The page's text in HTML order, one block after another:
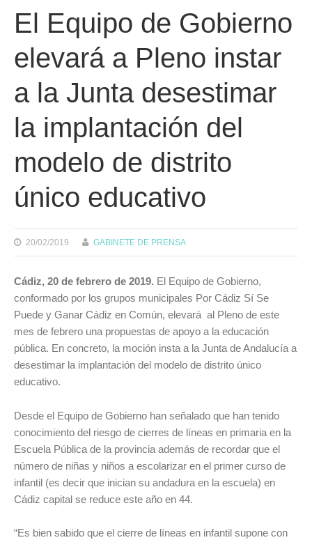
El Equipo de Gobierno
elevará a Pleno instar
a la Junta desestimar
la implantación del
modelo de distrito
único educativo
20/02/2019 GABINETE DE PRENSA
Cádiz, 20 de febrero de 2019. El Equipo de Gobierno,
conformado por los grupos municipales Por Cádiz Sí Se
Puede y Ganar Cádiz en Común, elevará al Pleno de este
mes de febrero una propuestas de apoyo a la educación
pública. En concreto, la moción insta a la Junta de Andalucía a
desestimar la implantación del modelo de distrito único
educativo.
Desde el Equipo de Gobierno han señalado que han tenido
conocimiento del riesgo de cierres de líneas en primaria en la
Escuela Pública de la provincia además de recordar que el
número de niñas y niños a escolarizar en el primer curso de
infantil (es decir que inician su andadura en la escuela) en
Cádiz capital se reduce este año en 44.
“Es bien sabido que el cierre de líneas en infantil supone con